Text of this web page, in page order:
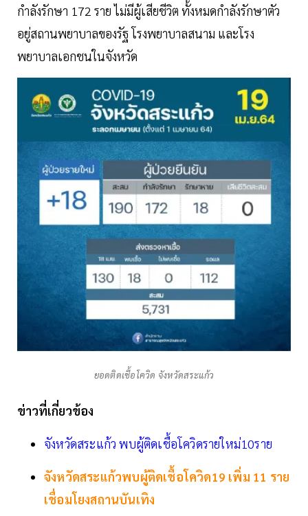
กำลังรักษา 172 ราย ไม่มีผู้เสียชีวิต ทั้งหมดกำลังรักษาตัว
อยู่สถานพยาบาลของรัฐ โรงพยาบาลสนาม และโรง
พยาบาลเอกชนในจังหวัด
ยอดติดเชื้อโควิด จังหวัดสระแก้ว
ข่าวที่เกี่ยวข้อง
จังหวัดสระแก้ว พบผู้ติดเชื้อโควิดรายใหม่10ราย
จังหวัดสระแก้วพบผู้ติดเชื้อโควิด19 เพิ่ม 11 ราย
เชื่อมโยงสถานบันเทิง